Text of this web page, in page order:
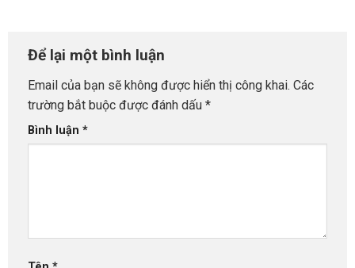
Để lại một bình luận
Email của bạn sẽ không được hiển thị công khai. Các
trường bắt buộc được đánh dấu *
Bình luận *